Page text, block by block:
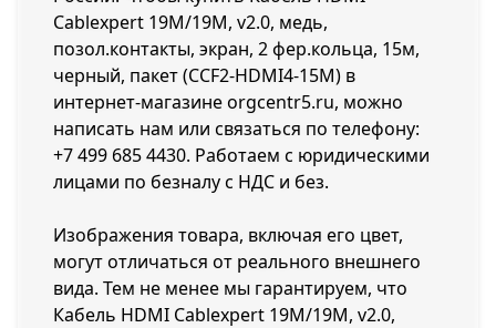
Cablexpert 19M/19M, v2.0, медь,
позол.контакты, экран, 2 фер.кольца, 15м,
черный, пакет (CCF2-HDMI4-15M) в
интернет-магазине orgcentr5.ru, можно
написать нам или связаться по телефону:
+7 499 685 4430. Работаем с юридическими
лицами по безналу с НДС и без.
Изображения товара, включая его цвет,
могут отличаться от реального внешнего
вида. Тем не менее мы гарантируем, что
Кабель HDMI Cablexpert 19M/19M, v2.0,